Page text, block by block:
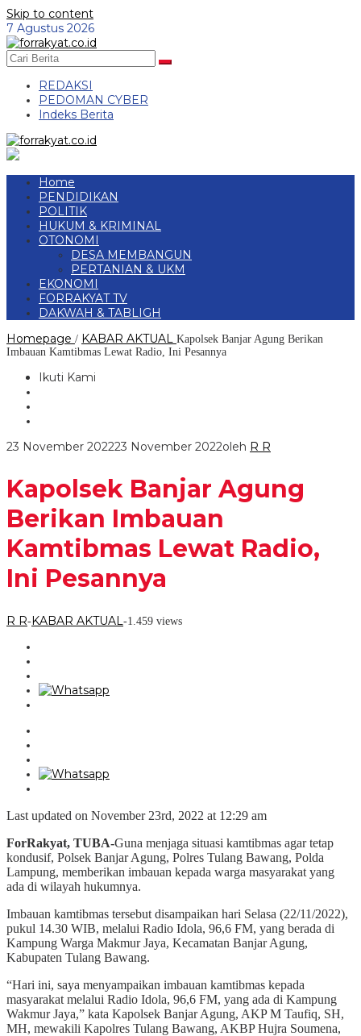
Skip to content
7 Agustus 2026
REDAKSI
PEDOMAN CYBER
Indeks Berita
Home
PENDIDIKAN
POLITIK
HUKUM & KRIMINAL
OTONOMI
DESA MEMBANGUN
PERTANIAN & UKM
EKONOMI
FORRAKYAT TV
DAKWAH & TABLIGH
Homepage / KABAR AKTUAL Kapolsek Banjar Agung Berikan
Imbauan Kamtibmas Lewat Radio, Ini Pesannya
Ikuti Kami
23 November 202223 November 2022oleh R R
Kapolsek Banjar Agung
Berikan Imbauan
Kamtibmas Lewat Radio,
Ini Pesannya
R R-KABAR AKTUAL-1.459 views
Last updated on November 23rd, 2022 at 12:29 am
ForRakyat, TUBA-Guna menjaga situasi kamtibmas agar tetap
kondusif, Polsek Banjar Agung, Polres Tulang Bawang, Polda
Lampung, memberikan imbauan kepada warga masyarakat yang
ada di wilayah hukumnya.
Imbauan kamtibmas tersebut disampaikan hari Selasa (22/11/2022),
pukul 14.30 WIB, melalui Radio Idola, 96,6 FM, yang berada di
Kampung Warga Makmur Jaya, Kecamatan Banjar Agung,
Kabupaten Tulang Bawang.
“Hari ini, saya menyampaikan imbauan kamtibmas kepada
masyarakat melalui Radio Idola, 96,6 FM, yang ada di Kampung
Wakmur Jaya,” kata Kapolsek Banjar Agung, AKP M Taufiq, SH,
MH, mewakili Kapolres Tulang Bawang, AKBP Hujra Soumena,